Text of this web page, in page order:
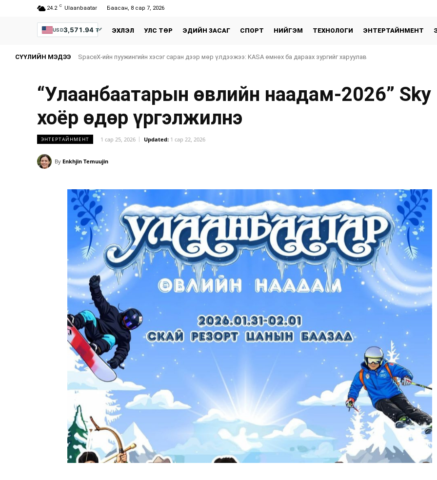
24.2 C Ulaanbaatar Баасан, 8 сар 7, 2026
USD3,571.94 ₮ ЭХЛЭЛ УЛС ТӨР ЭДИЙН ЗАСАГ СПОРТ НИЙГЭМ ТЕХНОЛОГИ ЭНТЕРТАЙНМЕНТ
СҮҮЛИЙН МЭДЭЭ SpaceX-ийн пуужингийн хэсэг саран дээр мөр үлдээжээ: KASA өмнөх ба дараах зургийг харуулав
“Улаанбаатарын өвлийн наадам-2026”
хоёр өдөр үргэлжилнэ
ЭНТЕРТАЙНМЕНТ 1 сар 25, 2026 Updated: 1 сар 22, 2026
By Enkhjin Temuujin